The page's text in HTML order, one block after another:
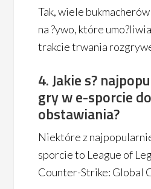
Tak, wiele
na ?ywo, które
trakcie trwania
4. Jakie s?
gry w e-sporcie do
obstawiania?
Niektóre z
sporcie to League of
Counter-Strike: Global